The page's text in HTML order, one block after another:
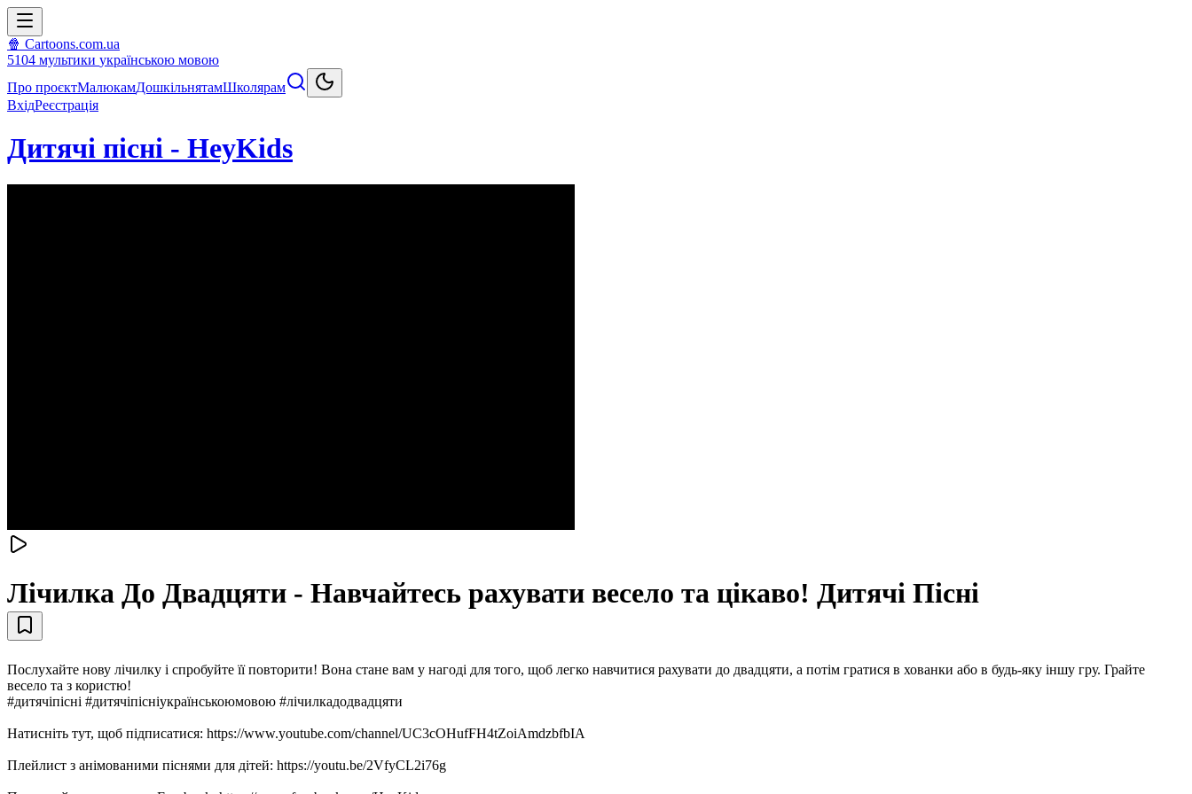
🍿 Cartoons.com.ua
5104 мультики українською мовою
Про проєктМалюкамДошкільнятамШколярам
ВхідРеєстрація
Дитячі пісні - HeyKids
Лічилка До Двадцяти - Навчайтесь рахувати весело та цікаво! Дитячі Пісні
Послухайте нову лічилку і спробуйте її повторити! Вона стане вам у нагоді для того, щоб легко навчитися рахувати до двадцяти, а потім гратися в хованки або в будь-яку іншу гру. Грайте
весело та з користю!
#дитячіпісні #дитячіпісніукраїнськоюмовою #лічилкадодвадцяти
Натисніть тут, щоб підписатися: https://www.youtube.com/channel/UC3cOHufFH4tZoiAmdzbfbIA
Плейлист з анімованими піснями для дітей: https://youtu.be/2VfyCL2i76g